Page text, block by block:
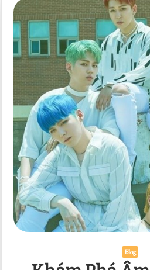
Đến
Thế
Giới
K-
pop
Blog